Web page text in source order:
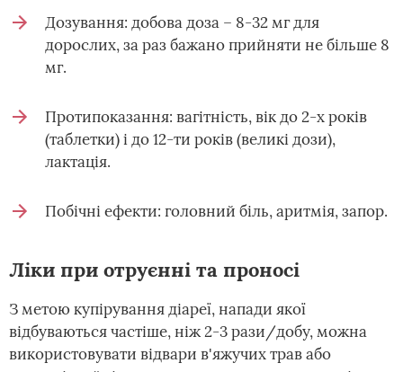
Дозування: добова доза – 8-32 мг для
дорослих, за раз бажано прийняти не більше 8
мг.
Протипоказання: вагітність, вік до 2-х років
(таблетки) і до 12-ти років (великі дози),
лактація.
Побічні ефекти: головний біль, аритмія, запор.
Ліки при отруєнні та проносі
З метою купірування діареї, напади якої
відбуваються частіше, ніж 2-3 рази/добу, можна
використовувати відвари в'яжучих трав або